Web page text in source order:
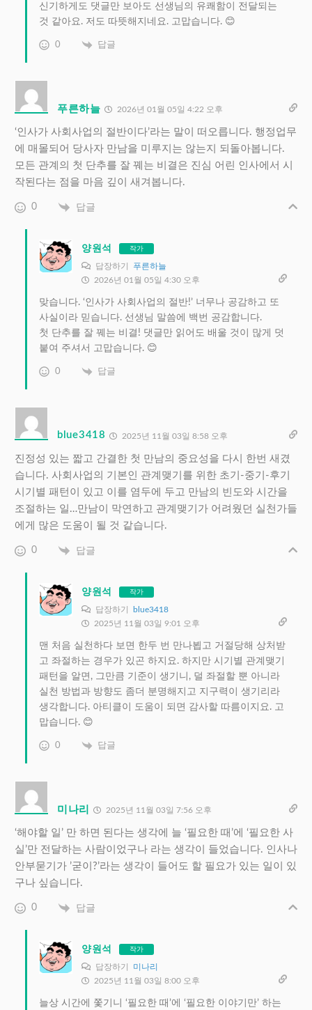
신기하게도 댓글만 보아도 선생님의 유쾌함이 전달되는
것 같아요. 저도 따뜻해지네요. 고맙습니다. 😊
0 답글
푸른하늘 2026년 01월 05일 4:22 오후
‘인사가 사회사업의 절반이다’라는 말이 떠오릅니다. 행정업무
에 매몰되어 당사자 만남을 미루지는 않는지 되돌아봅니다.
모든 관계의 첫 단추를 잘 꿰는 비결은 진심 어린 인사에서 시
작된다는 점을 마음 깊이 새겨봅니다.
0 답글
양원석 작가
답장하기 푸른하늘
2026년 01월 05일 4:30 오후
맞습니다. ‘인사가 사회사업의 절반!’ 너무나 공감하고 또
사실이라 믿습니다. 선생님 말씀에 백번 공감합니다.
첫 단추를 잘 꿰는 비결! 댓글만 읽어도 배울 것이 많게 덧
붙여 주셔서 고맙습니다. 😊
0 답글
blue3418 2025년 11월 03일 8:58 오후
진정성 있는 짧고 간결한 첫 만남의 중요성을 다시 한번 새겼
습니다. 사회사업의 기본인 관계맺기를 위한 초기-중기-후기
시기별 패턴이 있고 이를 염두에 두고 만남의 빈도와 시간을
조절하는 일…만남이 막연하고 관계맺기가 어려웠던 실천가들
에게 많은 도움이 될 것 같습니다.
0 답글
양원석 작가
답장하기
blue3418
2025년 11월 03일 9:01 오후
맨 처음 실천하다 보면 한두 번 만나뵙고 거절당해 상처받
고 좌절하는 경우가 있곤 하지요. 하지만 시기별 관계맺기
패턴을 알면, 그만큼 기준이 생기니, 덜 좌절할 뿐 아니라
실천 방법과 방향도 좀더 분명해지고 지구력이 생기리라
생각합니다. 아티클이 도움이 되면 감사할 따름이지요. 고
맙습니다. 😊
0 답글
미나리 2025년 11월 03일 7:56 오후
‘해야할 일’ 만 하면 된다는 생각에 늘 ‘필요한 때’에 ‘필요한 사
실’만 전달하는 사람이었구나 라는 생각이 들었습니다. 인사나
안부묻기가 ’굳이?’라는 생각이 들어도 할 필요가 있는 일이 있
구나 싶습니다.
0 답글
양원석 작가
답장하기 미나리
2025년 11월 03일 8:00 오후
늘상 시간에 쫓기니 ‘필요한 때’에 ‘필요한 이야기만’ 하는